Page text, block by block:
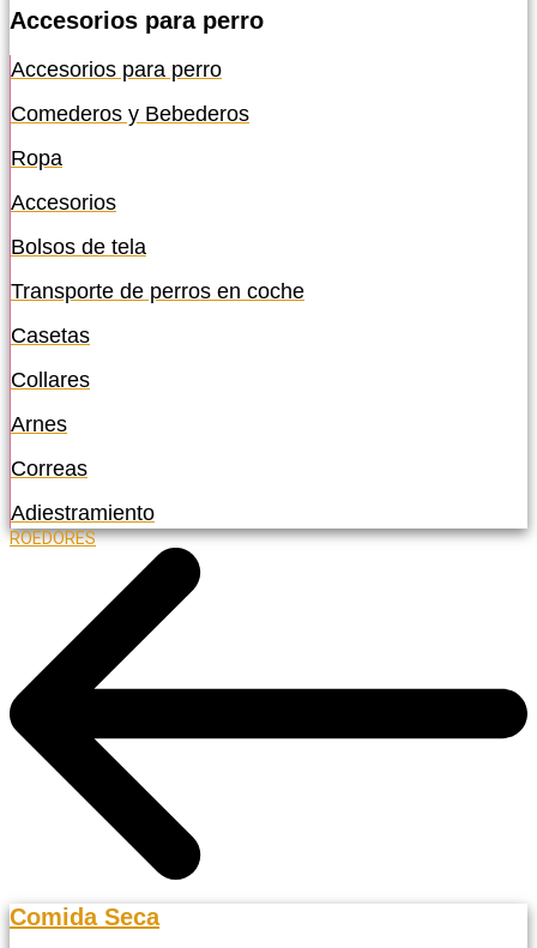
Accesorios para perro
Accesorios para perro
Comederos y Bebederos
Ropa
Accesorios
Bolsos de tela
Transporte de perros en coche
Casetas
Collares
Arnes
Correas
Adiestramiento
ROEDORES
Comida Seca